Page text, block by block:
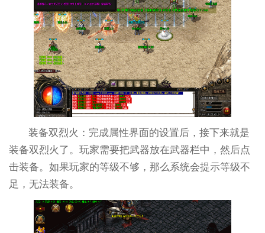
装备双烈火：完成属性界面的设置后，接下来就是
装备双烈火了。玩家需要把武器放在武器栏中，然后点
击装备。如果玩家的等级不够，那么系统会提示等级不
足，无法装备。